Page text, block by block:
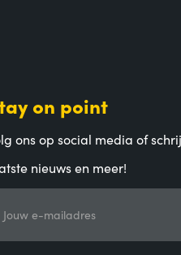
on point
ons op social media of
nieuws en meer!
Jouw e-mailadres